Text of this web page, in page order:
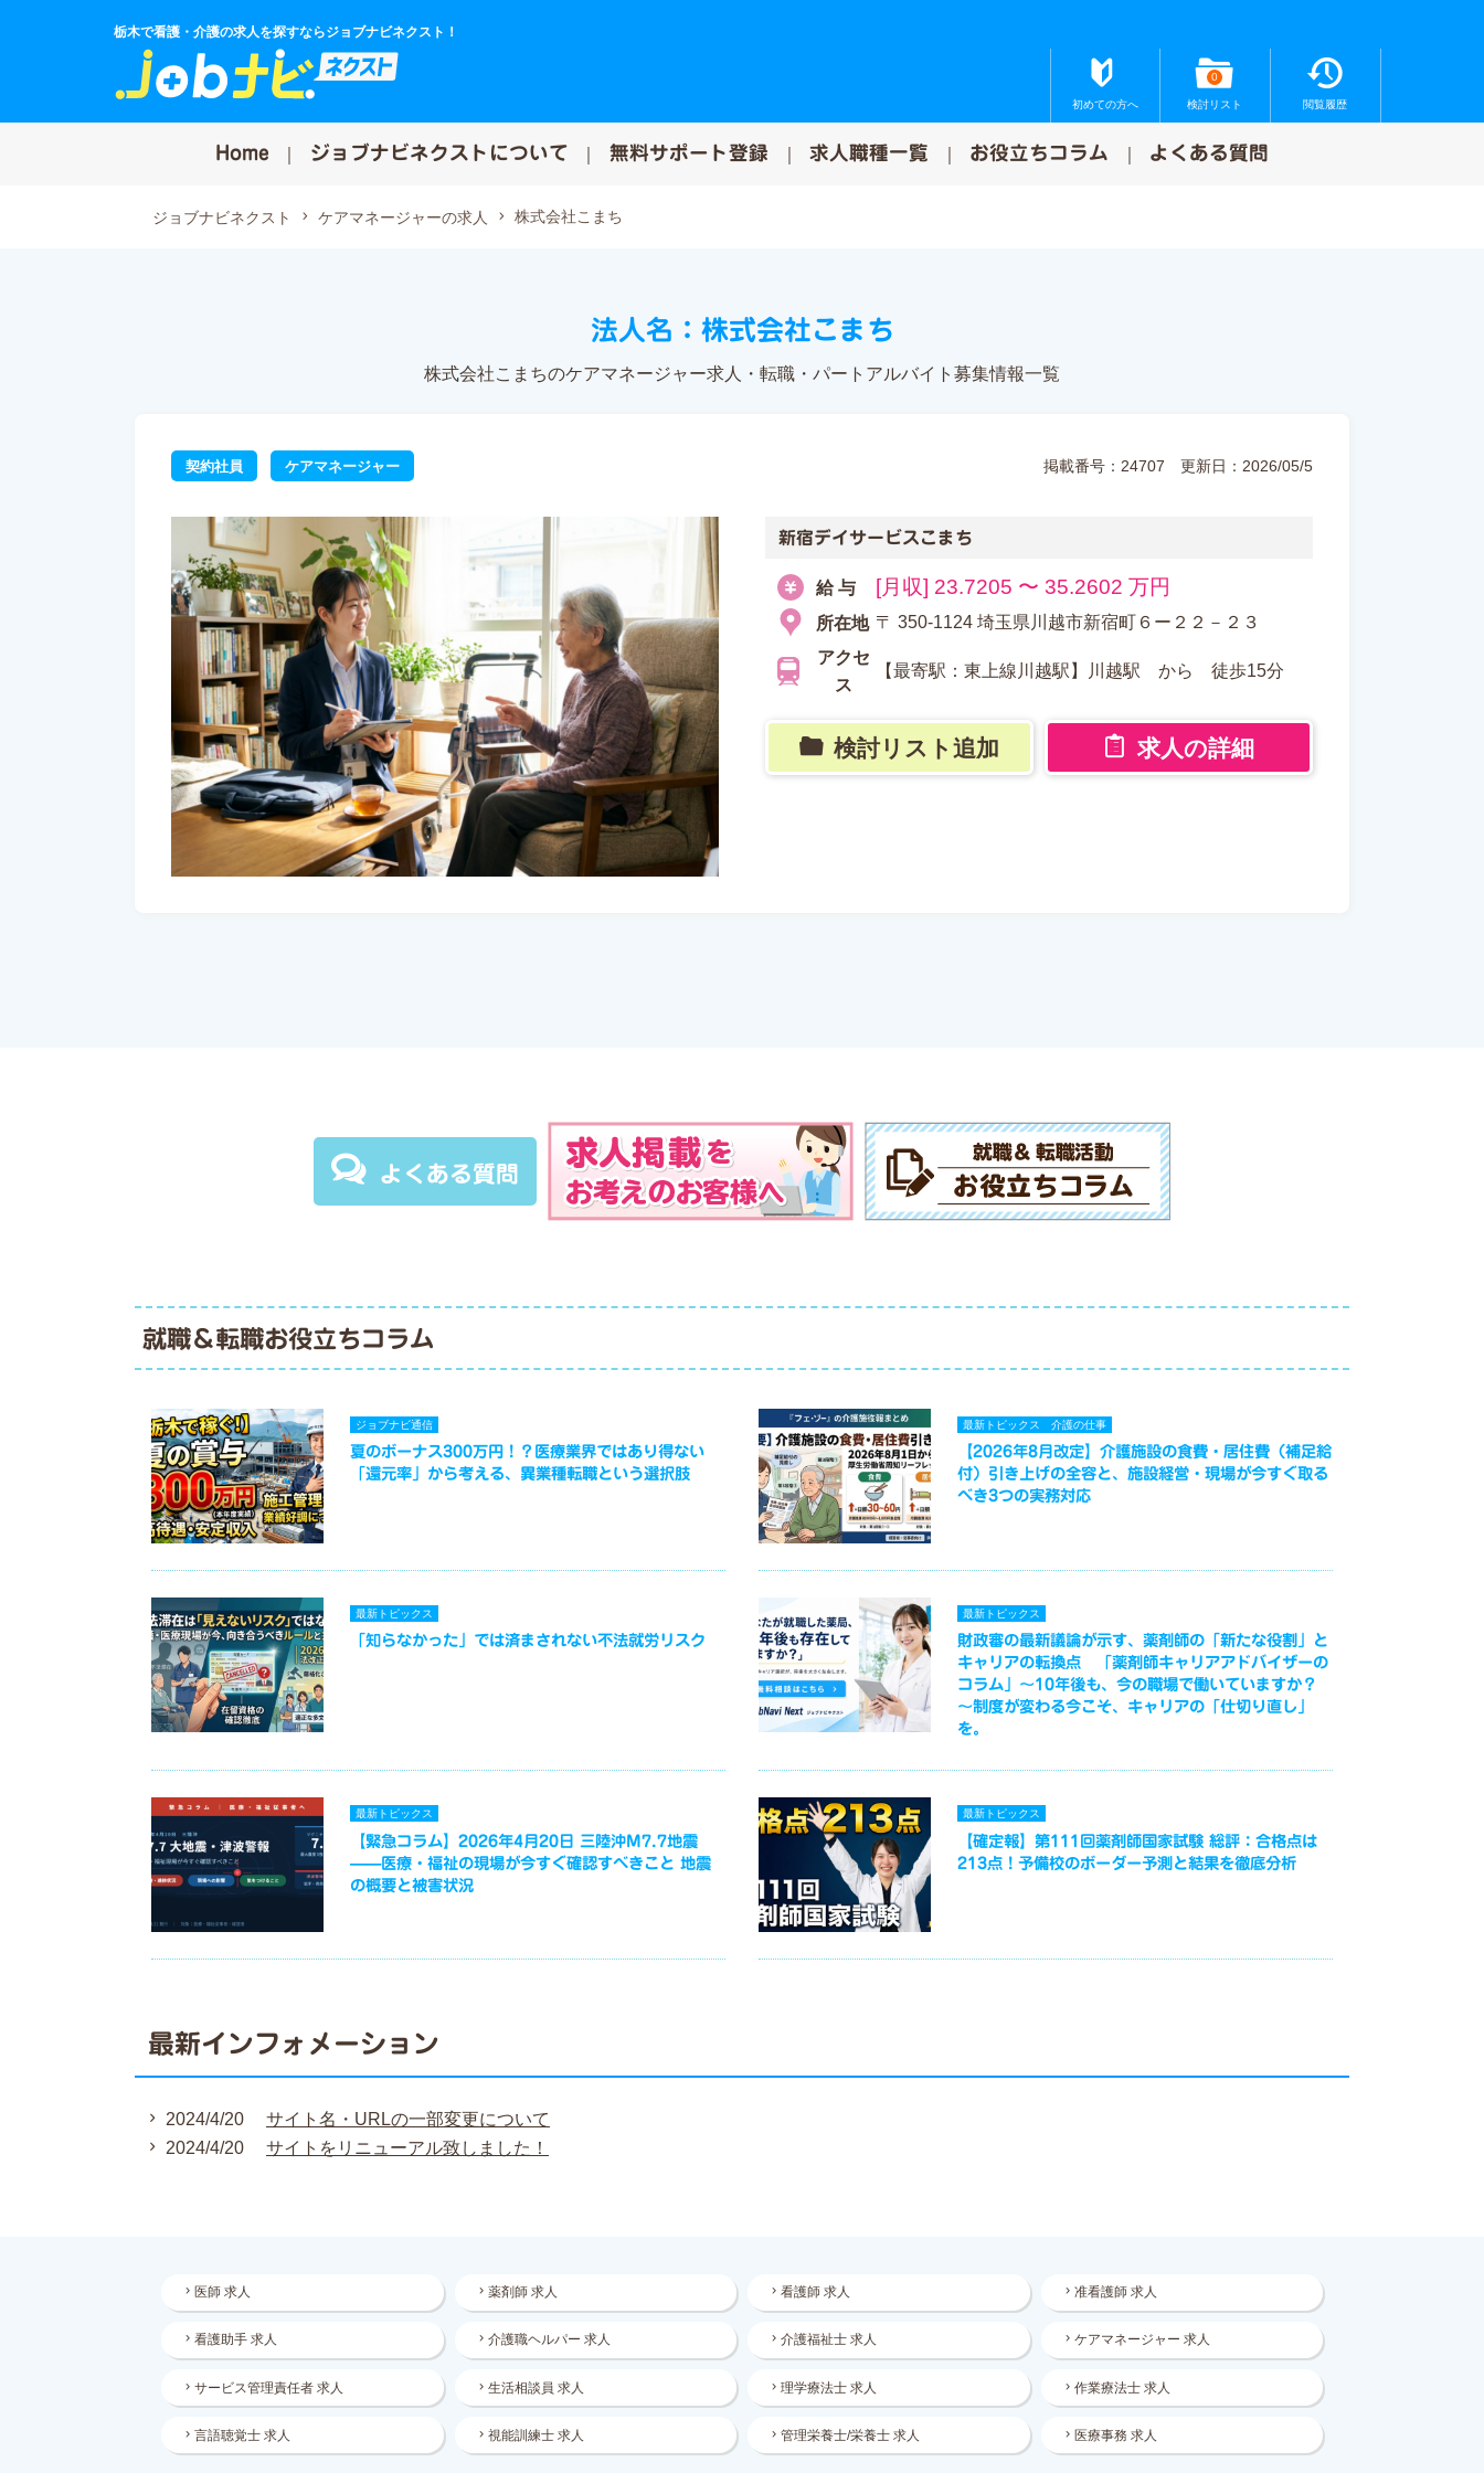
栃木で看護・介護の求人を探すならジョブナビネクスト！
初めての方へ
0
検討リスト 閲覧履歴
Home ジョブナビネクストについて 無料サポート登録 求人職種一覧 お役立ちコラム よくある質問
ジョブナビネクスト ケアマネージャーの求人 株式会社こまち
法人名：株式会社こまち
株式会社こまちのケアマネージャー求人・転職・パートアルバイト募集情報一覧
掲載番号：24707 更新日：2026/05/5
契約社員 ケアマネージャー
新宿デイサービスこまち
給 与 [月収] 23.7205 〜 35.2602 万円
所在地 〒 350-1124 埼玉県川越市新宿町６ー２２－２３
アクセ
ス
【最寄駅：東上線川越駅】川越駅 から 徒歩15分
検討リスト追加 求人の詳細
よくある質問
就職＆転職お役立ちコラム
ジョブナビ通信
夏のボーナス300万円！？医療業界ではあり得ない
「還元率」から考える、異業種転職という選択肢
最新トピックス 介護の仕事
【2026年8月改定】介護施設の食費・居住費（補足給
付）引き上げの全容と、施設経営・現場が今すぐ取る
べき3つの実務対応
最新トピックス
「知らなかった」では済まされない不法就労リスク
最新トピックス
財政審の最新議論が示す、薬剤師の「新たな役割」と
キャリアの転換点 「薬剤師キャリアアドバイザーの
コラム」～10年後も、今の職場で働いていますか？
～制度が変わる今こそ、キャリアの「仕切り直し」
を。
最新トピックス
【緊急コラム】2026年4月20日 三陸沖M7.7地震
——医療・福祉の現場が今すぐ確認すべきこと 地震
の概要と被害状況
最新トピックス
【確定報】第111回薬剤師国家試験 総評：合格点は
213点！予備校のボーダー予測と結果を徹底分析
最新インフォメーション
2024/4/20
サイト名・URLの一部変更について
2024/4/20
サイトをリニューアル致しました！
医師 求人 薬剤師 求人 看護師 求人 准看護師 求人
看護助手 求人 介護職ヘルパー 求人 介護福祉士 求人 ケアマネージャー 求人
サービス管理責任者 求人 生活相談員 求人 理学療法士 求人 作業療法士 求人
言語聴覚士 求人 視能訓練士 求人 管理栄養士/栄養士 求人 医療事務 求人